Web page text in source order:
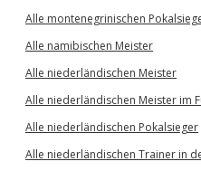
Alle montenegrinischen
Alle namibischen Meister
Alle niederländischen Meister
Alle niederländischen Meister im
Alle niederländischen Pokalsieger
Alle niederländischen Trainer in